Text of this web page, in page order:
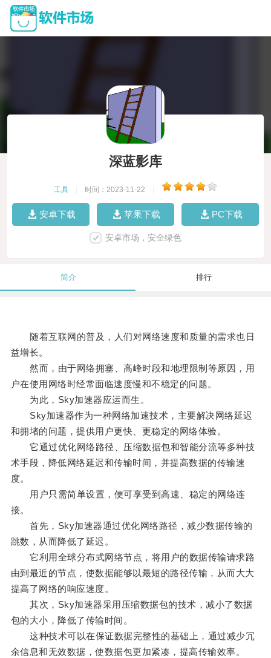
深蓝影库
工具 时间：2023-11-22
安卓下载 苹果下载 PC下载
安卓市场，安全绿色
简介 排行
随着互联网的普及，人们对网络速度和质量的需求也日
益增长。
然而，由于网络拥塞、高峰时段和地理限制等原因，用
户在使用网络时经常面临速度慢和不稳定的问题。
为此，Sky加速器应运而生。
Sky加速器作为一种网络加速技术，主要解决网络延迟
和拥堵的问题，提供用户更快、更稳定的网络体验。
它通过优化网络路径、压缩数据包和智能分流等多种技
术手段，降低网络延迟和传输时间，并提高数据的传输速
度。
用户只需简单设置，便可享受到高速、稳定的网络连
接。
首先，Sky加速器通过优化网络路径，减少数据传输的
跳数，从而降低了延迟。
它利用全球分布式网络节点，将用户的数据传输请求路
由到最近的节点，使数据能够以最短的路径传输，从而大大
提高了网络的响应速度。
其次，Sky加速器采用压缩数据包的技术，减小了数据
包的大小，降低了传输时间。
这种技术可以在保证数据完整性的基础上，通过减少冗
余信息和无效数据，使数据包更加紧凑，提高传输效率。